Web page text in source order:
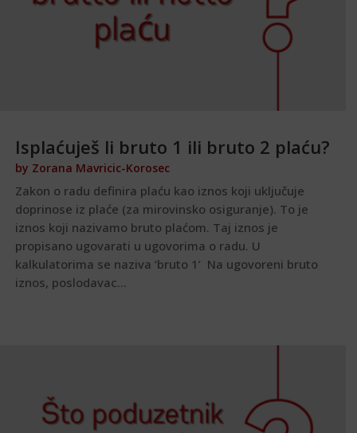
Isplaćuješ li bruto 1 ili bruto 2 plaću?
by Zorana Mavricic-Korosec
Zakon o radu definira plaću kao iznos koji uključuje
doprinose iz plaće (za mirovinsko osiguranje). To je
iznos koji nazivamo bruto plaćom. Taj iznos je
propisano ugovarati u ugovorima o radu. U
kalkulatorima se naziva ‘bruto 1’ Na ugovoreni bruto
iznos, poslodavac...